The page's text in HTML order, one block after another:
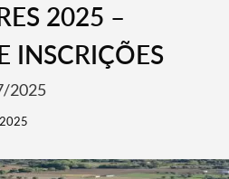
2025 –
INSCRIÇÕES
2025